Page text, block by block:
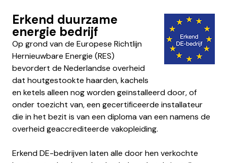
Erkend duurzame
energie bedrijf
Op grond van de Europese Richtlijn
Hernieuwbare Energie (RES)
bevordert de Nederlandse overheid
dat houtgestookte haarden, kachels
en ketels alleen nog worden geïnstalleerd door, of
onder toezicht van, een gecertificeerde installateur
die in het bezit is van een diploma van een namens de
overheid geaccrediteerde vakopleiding.
Erkend DE-bedrijven laten alle door hen verkochte